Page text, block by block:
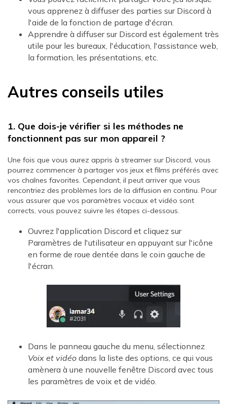
vous apprenez à diffuser des parties sur Discord à
l'aide de la fonction de partage d'écran.
Apprendre à diffuser sur Discord est également très
utile pour les bureaux, l'éducation, l'assistance web,
la formation, les présentations, etc.
Autres conseils utiles
1. Que dois-je vérifier si les méthodes ne
fonctionnent pas sur mon appareil ?
Une fois que vous aurez appris à streamer sur Discord, vous
pourrez commencer à partager vos jeux et films préférés avec
vos chaînes favorites. Cependant, il peut arriver que vous
rencontriez des problèmes lors de la diffusion en continu. Pour
vous assurer que vos paramètres vocaux et vidéo sont
corrects, vous pouvez suivre les étapes ci-dessous.
Ouvrez l'application Discord et cliquez sur
Paramètres de l'utilisateur en appuyant sur l'icône
en forme de roue dentée dans le coin gauche de
l'écran.
Dans le panneau gauche du menu, sélectionnez
Voix et vidéo dans la liste des options, ce qui vous
amènera à une nouvelle fenêtre Discord avec tous
les paramètres de voix et de vidéo.